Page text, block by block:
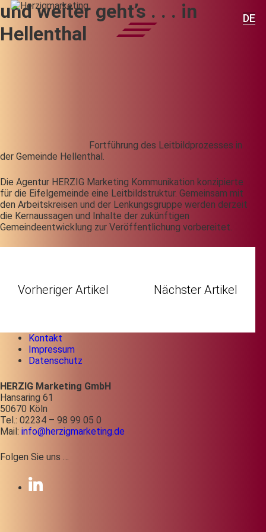
DE
und weiter geht’s . . . in
Hellenthal
Fortführung des Leitbildprozesses in
der Gemeinde Hellenthal.
Die Agentur HERZIG Marketing Kommunikation konzipierte
für die Eifelgemeinde eine Leitbildstruktur. Gemeinsam mit
den Arbeitskreisen und der Lenkungsgruppe werden derzeit
die Kernaussagen und Inhalte der zukünftigen
Gemeindeentwicklung zur Veröffentlichung vorbereitet.
Vorheriger Artikel Nächster Artikel
Kontakt
Impressum
Datenschutz
HERZIG Marketing GmbH
Hansaring 61
50670 Köln
Tel.: 02234 – 98 99 05 0
Mail: info@herzigmarketing.de
Folgen Sie uns …